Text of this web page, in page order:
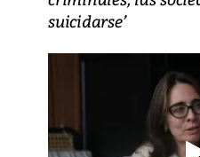
suicidarse’